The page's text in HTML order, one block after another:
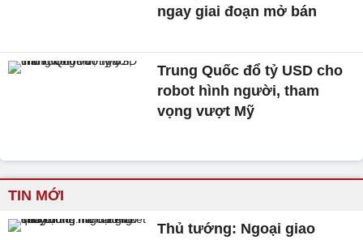
ngay giai đoạn mở bán
Trung Quốc đổ tỷ USD cho
robot hình người, tham
vọng vượt Mỹ
TIN MỚI
Thủ tướng: Ngoại giao